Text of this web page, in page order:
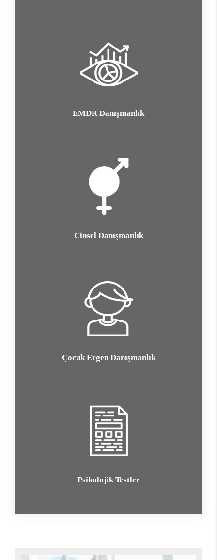
EMDR Danışmanlık
Cinsel Danışmanlık
Çocuk Ergen Danışmanlık
Psikolojik Testler